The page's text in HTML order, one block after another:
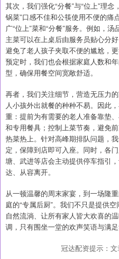
其次，我们强化“分餐”与“位上”理
锅菜”口感不佳和公筷使用不便的痛
广“位上”菜和“分餐”服务。例如，
主菜可以在上桌后由服务员贴心分
避免了老人孩子夹取不便的尴尬，
预定时，我们也会根据家庭人数和
型，确保用餐空间宽敞舒适。
再者，我们关注细节，营造无压力
人小孩外出就餐的种种不易。因此
重：提前为有需要的老人准备靠垫
和专用餐具；控制上菜节奏，避免
热菜热上。针对高峰期排队问题，
定，保障到店即可入座。同时，各
塘、武进等店会主动提供停车指引
达、从容离开。
从一顿温馨的周末家宴，到一场隆
庭的“专属后厨”。我们不只是提供
自然流淌、让所有家人皆大欢喜的
调，只有围坐一堂的欢声笑语与满足
冠达配资提示：文